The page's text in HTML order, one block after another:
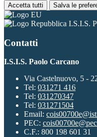
Accetta tutti Salva le
I.S.I.S.
Contatti
I.S.I.S. Paolo Carcano
Via Castelnuovo, 5 -
Tel: 031271 416
Tel: 031270347
Tel: 031271504
Email:
PEC:
C.F.: 800 198 601 31